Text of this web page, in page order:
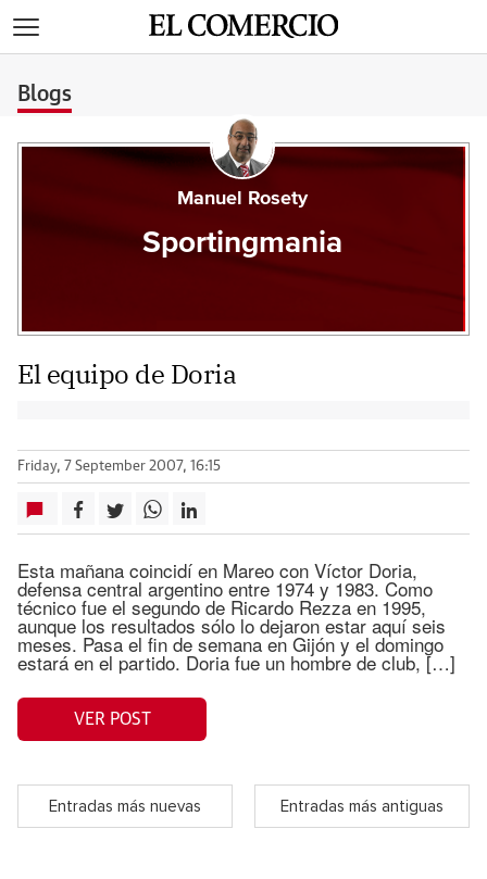
Blogs
Manuel Rosety
Sportingmania
El equipo de Doria
Friday, 7 September 2007, 16:15
Esta mañana coincidí en Mareo con Víctor Doria,
defensa central argentino entre 1974 y 1983. Como
técnico fue el segundo de Ricardo Rezza en 1995,
aunque los resultados sólo lo dejaron estar aquí seis
meses. Pasa el fin de semana en Gijón y el domingo
estará en el partido. Doria fue un hombre de club, […]
VER POST
Entradas más nuevas Entradas más antiguas